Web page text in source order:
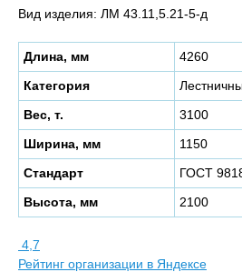
Вид изделия: ЛМ 43.11,5.21-5-д
Длина, мм
4260
Категория
Вес, т.
3100
Ширина, мм
1150
Стандарт
ГОСТ
Высота, мм
2100
4,7
Рейтинг организации в Яндексе